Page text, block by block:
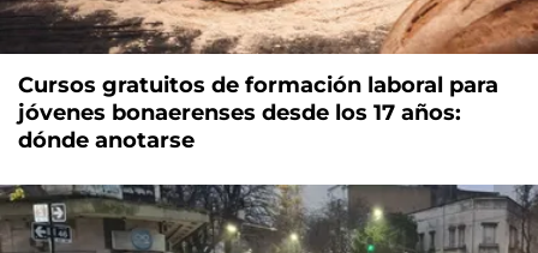
Cursos gratuitos de formación laboral para
jóvenes bonaerenses desde los 17 años:
dónde anotarse